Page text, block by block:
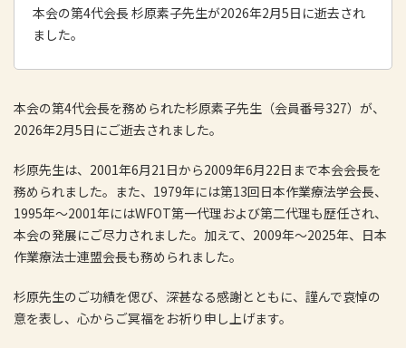
本会の第4代会長 杉原素子先生が2026年2月5日に逝去され
ました。
本会の第4代会長を務められた杉原素子先生（会員番号327）が、
2026年2月5日にご逝去されました。
杉原先生は、2001年6月21日から2009年6月22日まで本会会長を
務められました。また、1979年には第13回日本作業療法学会長、
1995年～2001年にはWFOT第一代理および第二代理も歴任され、
本会の発展にご尽力されました。加えて、2009年～2025年、日本
作業療法士連盟会長も務められました。
杉原先生のご功績を偲び、深甚なる感謝とともに、謹んで哀悼の
意を表し、心からご冥福をお祈り申し上げます。